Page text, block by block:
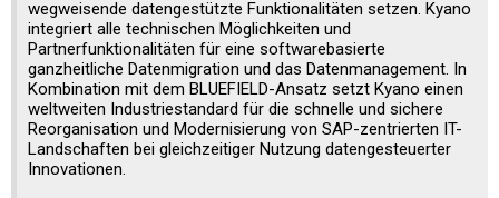
wegweisende datengestützte Funktionalitäten setzen. Kyano
integriert alle technischen Möglichkeiten und
Partnerfunktionalitäten für eine softwarebasierte
ganzheitliche Datenmigration und das Datenmanagement. In
Kombination mit dem BLUEFIELD-Ansatz setzt Kyano einen
weltweiten Industriestandard für die schnelle und sichere
Reorganisation und Modernisierung von SAP-zentrierten IT-
Landschaften bei gleichzeitiger Nutzung datengesteuerter
Innovationen.